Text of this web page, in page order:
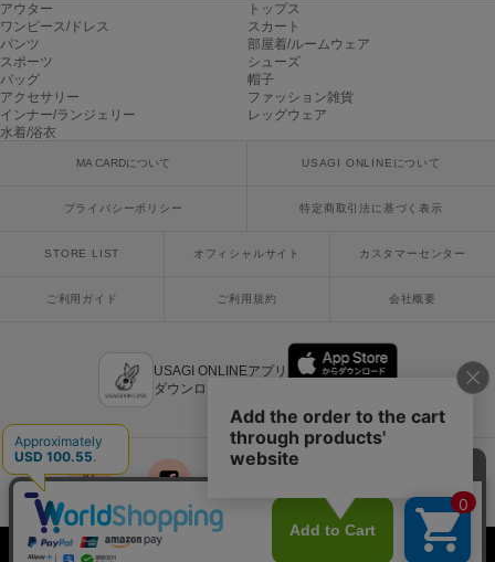
miies miim
ミーエスミーム
Mila Owen
ミラオーウェン
MOIGE
モワージュ
MUCHA
NEW Balance
ナイキ
NOWNS
ナウンス
null.
アウター
トップス
ワンピース/ドレス
スカート
パンツ
部屋着/ルームウェア
スポーツ
シューズ
バッグ
帽子
アクセサリー
ファッション雑貨
インナー/ランジェリー
レッグウェア
水着/浴衣
MA CARDについて USAGI ONLINEについて
プライバシーポリシー 特定商取引法に基づく表示
STORE LIST オフィシャルサイト カスタマーセンター
ご利用ガイド ご利用規約 会社概要
USAGI ONLINEアプリ
ダウンロードはこちら
x facebook LINE mail
Copyright © 2018 Usagi Online Co.,Ltd. All Rights Reserved.